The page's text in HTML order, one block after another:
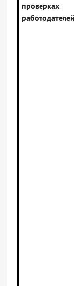
проверках
работодателей